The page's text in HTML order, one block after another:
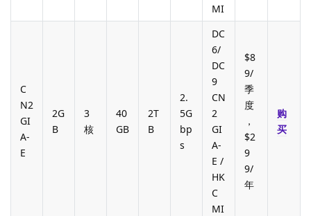
MI
C
N2
GI
A-
E
2G
B
3
核
40
GB
2T
B
2.
5G
bp
s
DC
6/
DC
9
CN
2
GI
A-
E /
HK
C
MI
$8
9/
季
度
，
$2
9
9/
年
购
买